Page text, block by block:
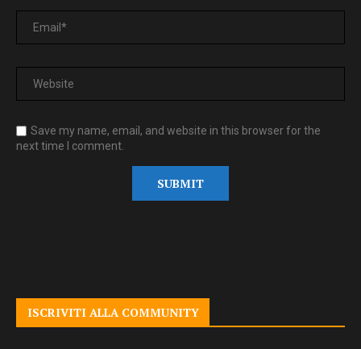
Save my name, email, and website in this browser for the
next time I comment.
ISCRIVITI ALLA COMMUNITY